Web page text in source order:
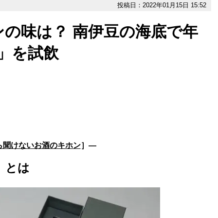
投稿日：2022年01月15日 15:52
味は？ 南伊豆の海底で年
を試飲
けないお酒のキホン］―
とは